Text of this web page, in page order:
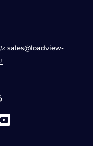
:sales@loadview-